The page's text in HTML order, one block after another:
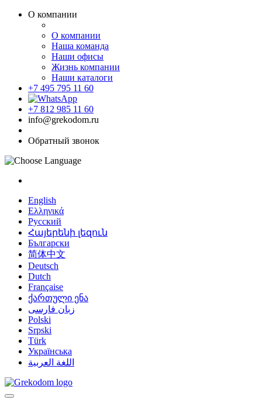
О компании
О компании
Наша команда
Наши офисы
Жизнь компании
Наши каталоги
+7 495 795 11 60
+7 812 985 11 60
info@grekodom.ru
Обратный звонок
English
Ελληνικά
Русский
Հայերենի լեզուն
Български
简体中文
Deutsch
Dutch
Française
ქართული ენა
زبان فارسی
Polski
Srpski
Türk
Українська
اللغة العربية